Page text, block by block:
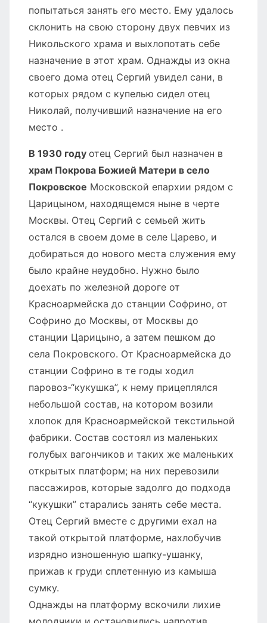
попытаться занять его место. Ему удалось
склонить на свою сторону двух певчих из
Никольского храма и выхлопотать себе
назначение в этот храм. Однажды из окна
своего дома отец Сергий увидел сани, в
которых рядом с купелью сидел отец
Николай, получивший назначение на его
место .
В 1930 году отец Сергий был назначен в
храм Покрова Божией Матери в село
Покровское Московской епархии рядом с
Царицыном, находящемся ныне в черте
Москвы. Отец Сергий с семьей жить
остался в своем доме в селе Царево, и
добираться до нового места служения ему
было крайне неудобно. Нужно было
доехать по железной дороге от
Красноармейска до станции Софрино, от
Софрино до Москвы, от Москвы до
станции Царицыно, а затем пешком до
села Покровского. От Красноармейска до
станции Софрино в те годы ходил
паровоз-“кукушка”, к нему прицеплялся
небольшой состав, на котором возили
хлопок для Красноармейской текстильной
фабрики. Состав состоял из маленьких
голубых вагончиков и таких же маленьких
открытых платформ; на них перевозили
пассажиров, которые задолго до подхода
“кукушки” старались занять себе места.
Отец Сергий вместе с другими ехал на
такой открытой платформе, нахлобучив
изрядно изношенную шапку-ушанку,
прижав к груди сплетенную из камыша
сумку.
Однажды на платформу вскочили лихие